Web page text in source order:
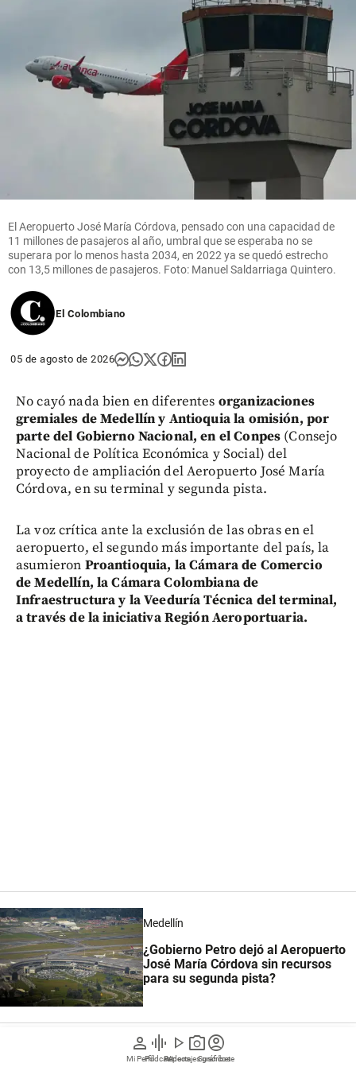
person
Mi Perfil
graphic_eq
Pódcast
play_arrow
Videos
photo_camera
Reportajes gráficos
account_circle
Suscríbete
El Aeropuerto José María Córdova, pensado con una capacidad de
11 millones de pasajeros al año, umbral que se esperaba no se
superara por lo menos hasta 2034, en 2022 ya se quedó estrecho
con 13,5 millones de pasajeros. Foto: Manuel Saldarriaga Quintero.
El Colombiano
05 de agosto de 2026
No cayó nada bien en diferentes organizaciones
gremiales de Medellín y Antioquia la omisión, por
parte del Gobierno Nacional, en el Conpes (Consejo
Nacional de Política Económica y Social) del
proyecto de ampliación del Aeropuerto José María
Córdova, en su terminal y segunda pista.
La voz crítica ante la exclusión de las obras en el
aeropuerto, el segundo más importante del país, la
asumieron Proantioquia, la Cámara de Comercio
de Medellín, la Cámara Colombiana de
Infraestructura y la Veeduría Técnica del terminal,
a través de la iniciativa Región Aeroportuaria.
Medellín
¿Gobierno Petro dejó al Aeropuerto
José María Córdova sin recursos
para su segunda pista?
Las organizaciones gremiales de Antioquia, que